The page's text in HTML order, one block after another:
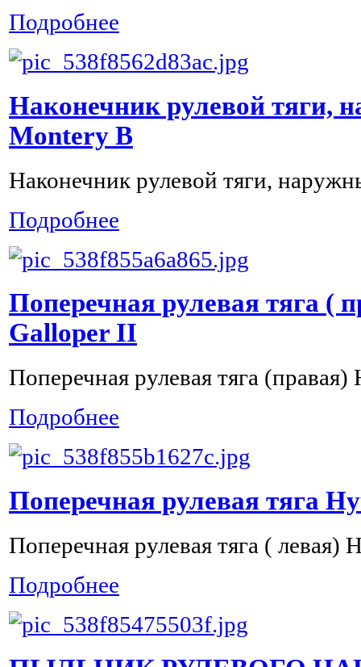
Подробнее
Наконечник рулевой тяги,
Montery B
Наконечник рулевой тяги,
Подробнее
Поперечная рулевая тяга (
Galloper II
Поперечная рулевая тяга
Подробнее
Поперечная рулевая тяга
Поперечная рулевая тяга ( левая)
Подробнее